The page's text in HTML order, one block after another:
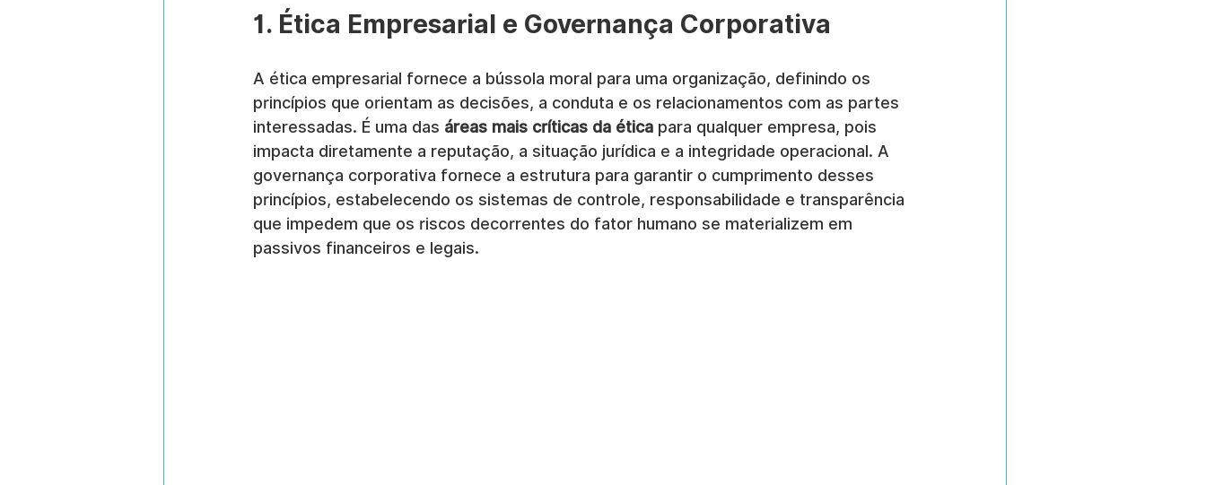
1. Ética Empresarial e Governança Corporativa
A ética empresarial fornece a bússola moral para uma organização, definindo os
princípios que orientam as decisões, a conduta e os relacionamentos com as partes
interessadas. É uma das áreas mais críticas da ética para qualquer empresa, pois
impacta diretamente a reputação, a situação jurídica e a integridade operacional. A
governança corporativa fornece a estrutura para garantir o cumprimento desses
princípios, estabelecendo os sistemas de controle, responsabilidade e transparência
que impedem que os riscos decorrentes do fator humano se materializem em
passivos financeiros e legais.